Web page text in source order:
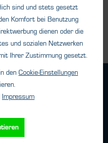
sind und stets gesetzt
Komfort bei Benutzung
dienen oder die
und sozialen Netzwerken
Ihrer Zustimmung gesetzt.
den Cookie-Einstellungen
Impressum